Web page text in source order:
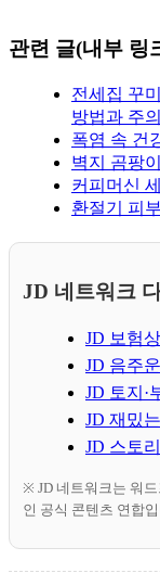
관련 글(내부 링
전세집 꾸
방법과 주
폭염 속 건
벽지 곰팡
커피머신
환절기 피
JD 네트워크
JD 보험
JD 음주
JD 토지·
JD 재밌
JD 스토
※ JD 네트워크는 워
인 공식 콘텐츠 연합